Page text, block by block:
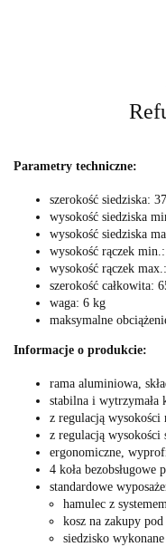
Parametry techniczne:
szerokość siedziska:
wysokość siedziska
wysokość siedziska
wysokość rączek min.:
wysokość rączek max.:
szerokość całkowita:
waga: 6 kg
maksymalne
Informacje o produkcie:
rama aluminiowa,
stabilna i wytrzymała
z regulacją wysokości
z regulacją wysokości
ergonomiczne,
4 koła bezobsługowe
standardowe
hamulec z
kosz na zakupy
siedzisko